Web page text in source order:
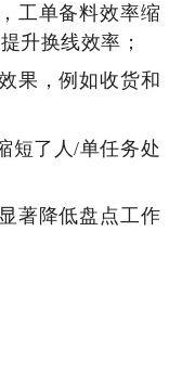
工单备料效率缩
升换线效率；
果，例如收货和
短了人/单任务处
著降低盘点工作